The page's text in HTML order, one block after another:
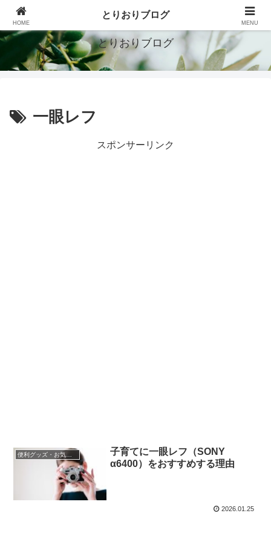
シンプルで豊かな暮らしを目指す
とりおりブログ
一眼レフ
スポンサーリンク
便利グッズ・お気に入り小物
子育てに一眼レフ（SONY
α6400）をおすすめする理由
2026.01.25
HOME
とりおりブログ
MENU